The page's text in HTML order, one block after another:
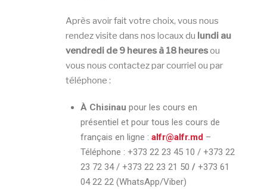
Après avoir fait votre choix, vous nous
rendez visite dans nos locaux du lundi au
vendredi de 9 heures à 18 heuresou
vous nous contactez par courriel ou par
téléphone :
À Chisinau pour les cours en
présentiel et pour tous les cours de
français en ligne : alfr@alfr.md –
Téléphone : +373 22 23 45 10 / +373 22
23 72 34 / +373 22 23 21 50 / +373 61
04 22 22 (WhatsApp/Viber)